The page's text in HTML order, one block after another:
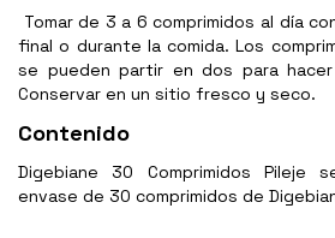
Tomar de 3 a 6 comprimidos al día
final o durante la comida. Los
se pueden partir en dos para
Conservar en un sitio fresco y seco.
Contenido
Digebiane 30 Comprimidos Pileje
envase de 30 comprimidos de